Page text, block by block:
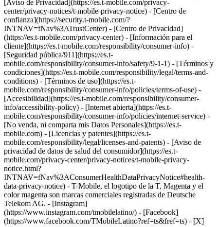
[Aviso de Privacidad](https://es.t-mobile.com/privacy-
center/privacy-notices/t-mobile-privacy-notice) - [Centro de
confianza](https://security.t-mobile.com/?
INTNAV=fNav%3ATrustCenter) - [Centro de Privacidad]
(https://es.t-mobile.com/privacy-center) - [Información para el
cliente](https://es.t-mobile.com/responsibility/consumer-info) -
[Seguridad pública/911](https://es.t-
mobile.com/responsibility/consumer-info/safety/9-1-1) - [Términos y
condiciones](https://es.t-mobile.com/responsibility/legal/terms-and-
conditions) - [Términos de uso](https://es.t-
mobile.com/responsibility/consumer-info/policies/terms-of-use) -
[Accesibilidad](https://es.t-mobile.com/responsibility/consumer-
info/accessibility-policy) - [Internet abierta](https://es.t-
mobile.com/responsibility/consumer-info/policies/internet-service) -
[No venda, ni comparta mis Datos Personales](https://es.t-
mobile.com) - [Licencias y patentes](https://es.t-
mobile.com/responsibility/legal/licenses-and-patents) - [Aviso de
privacidad de datos de salud del consumidor](https://es.t-
mobile.com/privacy-center/privacy-notices/t-mobile-privacy-
notice.html?
INTNAV=fNav%3AConsumerHealthDataPrivacyNotice#health-
data-privacy-notice) - T-Mobile, el logotipo de la T, Magenta y el
color magenta son marcas comerciales registradas de Deutsche
Telekom AG. - [Instagram]
(https://www.instagram.com/tmobilelatino/) - [Facebook]
(https://www.facebook.com/TMobileLatino?ref=ts&fref=ts) - [X]